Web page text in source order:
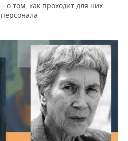
о том, как проходит для них